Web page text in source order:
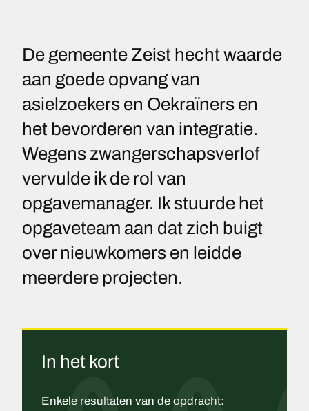
De gemeente Zeist hecht waarde
aan goede opvang van
asielzoekers en Oekraïners en
het bevorderen van integratie.
Wegens zwangerschapsverlof
vervulde ik de rol van
opgavemanager. Ik stuurde het
opgaveteam aan dat zich buigt
over nieuwkomers en leidde
meerdere projecten.
In het kort
Enkele resultaten van de opdracht: